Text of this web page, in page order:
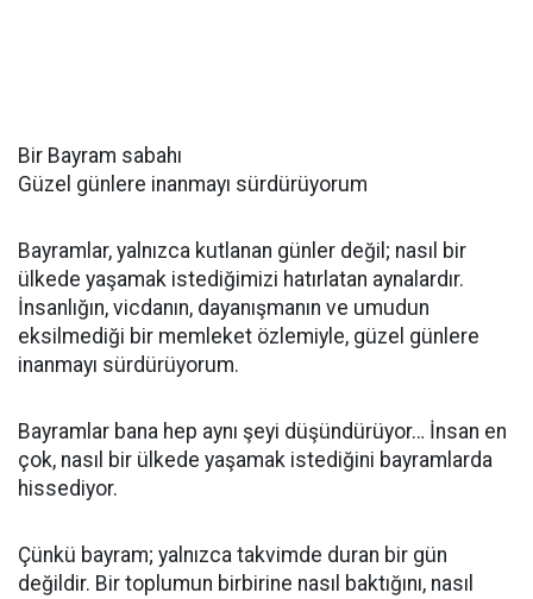
Bir Bayram sabahı
Güzel günlere inanmayı sürdürüyorum
Bayramlar, yalnızca kutlanan günler değil; nasıl bir
ülkede yaşamak istediğimizi hatırlatan aynalardır.
İnsanlığın, vicdanın, dayanışmanın ve umudun
eksilmediği bir memleket özlemiyle, güzel günlere
inanmayı sürdürüyorum.
Bayramlar bana hep aynı şeyi düşündürüyor… İnsan en
çok, nasıl bir ülkede yaşamak istediğini bayramlarda
hissediyor.
Çünkü bayram; yalnızca takvimde duran bir gün
değildir. Bir toplumun birbirine nasıl baktığını, nasıl